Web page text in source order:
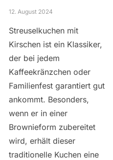
12. August 2024
Streuselkuchen mit
Kirschen ist ein Klassiker,
der bei jedem
Kaffeekränzchen oder
Familienfest garantiert gut
ankommt. Besonders,
wenn er in einer
Brownieform zubereitet
wird, erhält dieser
traditionelle Kuchen eine